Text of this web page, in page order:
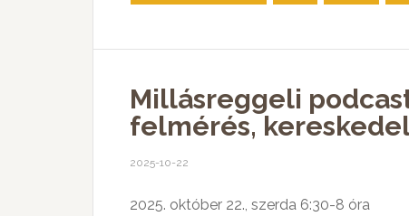
Millásreggeli
felmérés,
2025-10-22
2025. október 22., szerda 6:30-8 óra